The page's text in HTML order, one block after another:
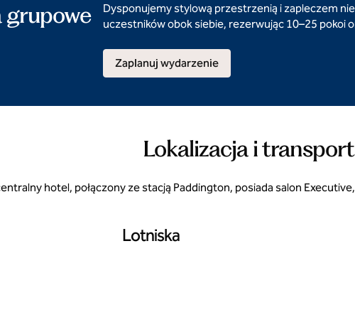
grupowe
Dysponujemy stylową przestrzenią i zapleczem
uczestników obok siebie, rezerwując 10–25 pokoi
Zaplanuj wydarzenie
Lokalizacja i transport
hotel, połączony ze stacją Paddington, posiada salon
Lotniska